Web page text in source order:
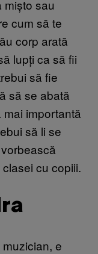
mișto sau
cum să te
corp arată
lupți ca să fii
să fie
să se abată
importantă
să li se
cu copiii.
e